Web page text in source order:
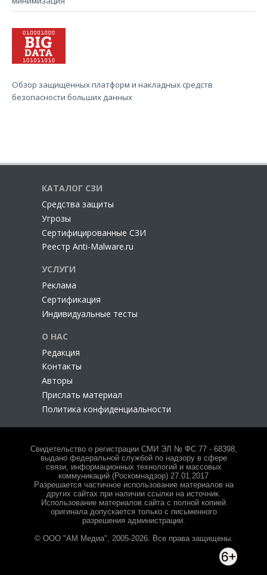
Обзор защищённых платформ и накладных средств
безопасности больших данных
КАТАЛОГ СЗИ
Cредства защиты
Угрозы
Сертифицированные СЗИ
Реестр Anti-Malware.ru
УСЛУГИ
Реклама
Сертификация
Индивидуальные тесты
О НАС
Редакция
Контакты
Авторы
Прислать материал
Политика конфиденциальности
Свидетельство о регистрации СМИ ЭЛ № ФС 77 - 68398,
выдано федеральной службой по надзору в сфере
связи, информационных технологий и массовых
коммуникаций (Роскомнадзор) 27.01.2017
Разрешается частичное использование материалов на
других сайтах при наличии ссылки на источник.
Использование материалов сайта с полной копией
оригинала допускается только с письменного
разрешения администрации.
© ООО "АМ Медиа", 2005-2026. Все права защищены.